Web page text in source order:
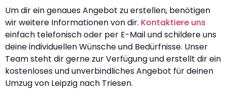
Um dir ein genaues Angebot zu erstellen, benötigen
wir weitere Informationen von dir. Kontaktiere uns
einfach telefonisch oder per E-Mail und schildere uns
deine individuellen Wünsche und Bedürfnisse. Unser
Team steht dir gerne zur Verfügung und erstellt dir ein
kostenloses und unverbindliches Angebot für deinen
Umzug von Leipzig nach Triesen.